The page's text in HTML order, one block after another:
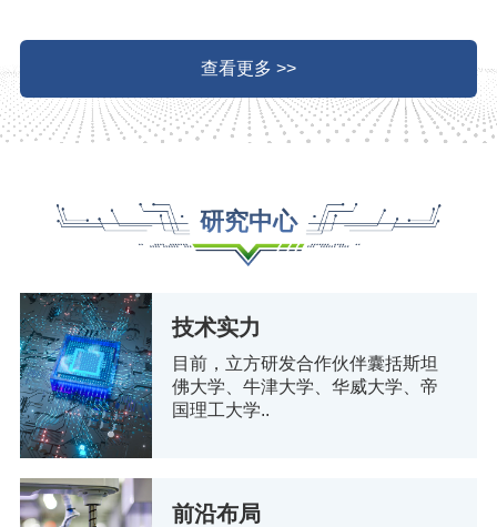
查看更多 >>
研究中心
技术实力
目前，立方研发合作伙伴囊括斯坦
佛大学、牛津大学、华威大学、帝
国理工大学..
前沿布局